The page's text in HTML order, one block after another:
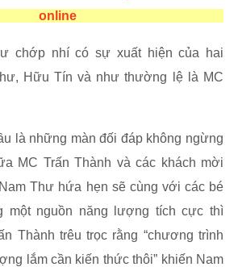
online
chớp nhí có sự xuất hiện của hai
Hữu Tín và như thường lệ là MC
là những màn đối đáp không ngừng
MC Trấn Thành và các khách mời
Thư hứa hẹn sẽ cùng với các bé
một nguồn năng lượng tích cực thì
Thành trêu trọc rằng “chương trình
lắm cần kiến thức thôi” khiến Nam